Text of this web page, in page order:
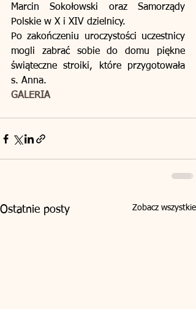
Marcin Sokołowski oraz Samorządy
Polskie w X i XIV dzielnicy.
Po zakończeniu uroczystości uczestnicy
mogli zabrać sobie do domu piękne
świąteczne stroiki, które przygotowała
s. Anna.
GALERIA
Ostatnie posty Zobacz wszystkie